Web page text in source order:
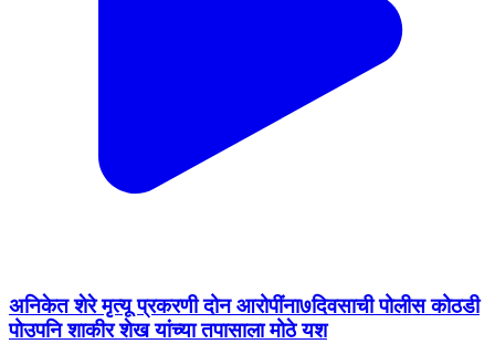
अनिकेत शेरे मृत्यू प्रकरणी दोन आरोपींना७दिवसाची पोलीस कोठडी
पोउपनि शाकीर शेख यांच्या तपासाला मोठे यश